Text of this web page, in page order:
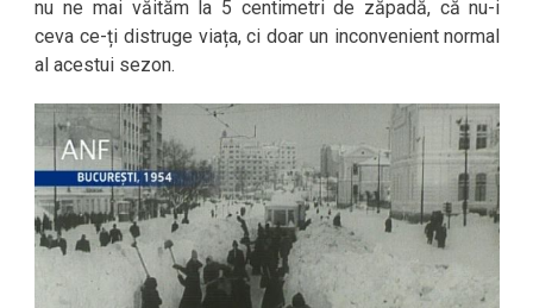
nu ne mai văităm la 5 centimetri de zăpadă, că nu-i
ceva ce-ți distruge viața, ci doar un inconvenient normal
al acestui sezon.